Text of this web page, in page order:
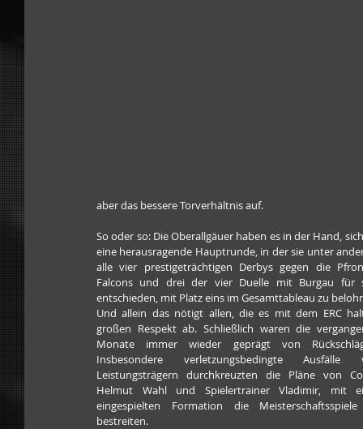
aber das bessere Torverhältnis auf.
So oder so: Die Oberallgäuer haben es in der Hand,
eine herausragende Hauptrunde, in der sie unter
alle vier prestigeträchtigen Derbys gegen die
Falcons und drei der vier Duelle mit Burgau für
entschieden, mit Platz eins im Gesamttableau zu
Und allein das nötigt allen, die es mit dem ERC
großen Respekt ab. Schließlich waren die
Monate immer wieder geprägt von
Insbesondere verletzungsbedingte Ausfälle
Leistungsträgern durchkreuzten die Pläne von
Helmut Wahl und Spielertrainer Vladimir, mit
eingespielten Formation die
bestreiten.